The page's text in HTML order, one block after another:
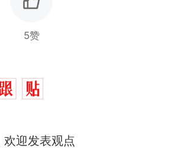
5赞
欢迎发表观点
因老师一句“跟我回家”改写了人生
？